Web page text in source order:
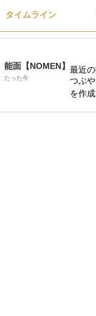
タイムライン
能面【NOMEN】
たった今
最近
つぶ
を作